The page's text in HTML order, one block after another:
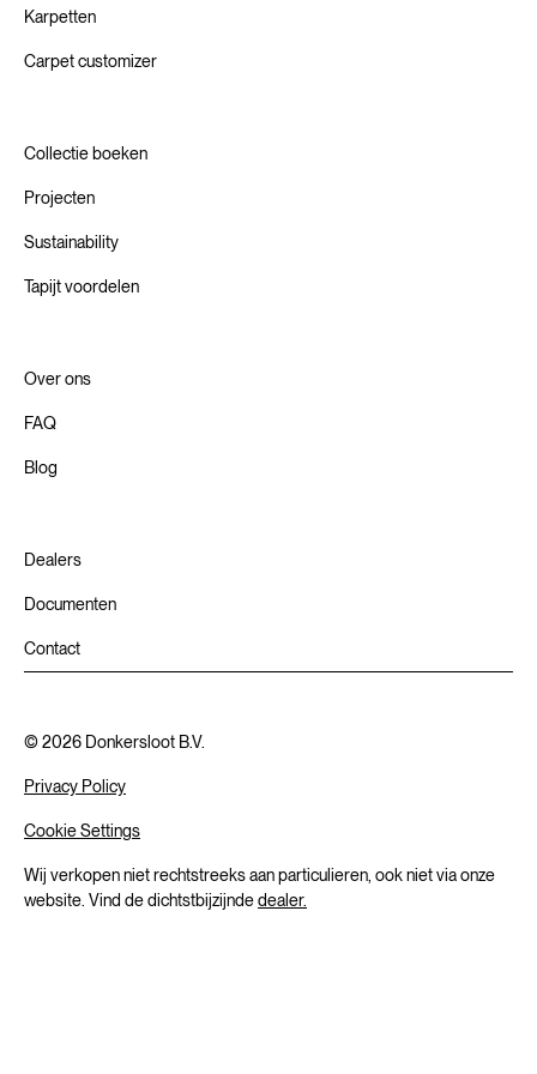
Karpetten
Carpet customizer
Collectie boeken
Projecten
Sustainability
Tapijt voordelen
Over ons
FAQ
Blog
Dealers
Documenten
Contact
Wij verkopen niet rechtstreeks aan particulieren, ook niet via onze
website. Vind de dichtstbijzijndedealer.
Privacy Policy
Cookie Settings
©2026 Donkersloot B.V.